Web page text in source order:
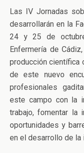
Las IV Jornadas
desarrollarán en la
24 y 25 de
Enfermería de
producción científica
de este nuevo
profesionales
este campo con la
trabajo, fomentar la
oportunidades y
en el desarrollo de la